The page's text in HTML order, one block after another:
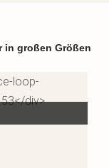
in großen Größen